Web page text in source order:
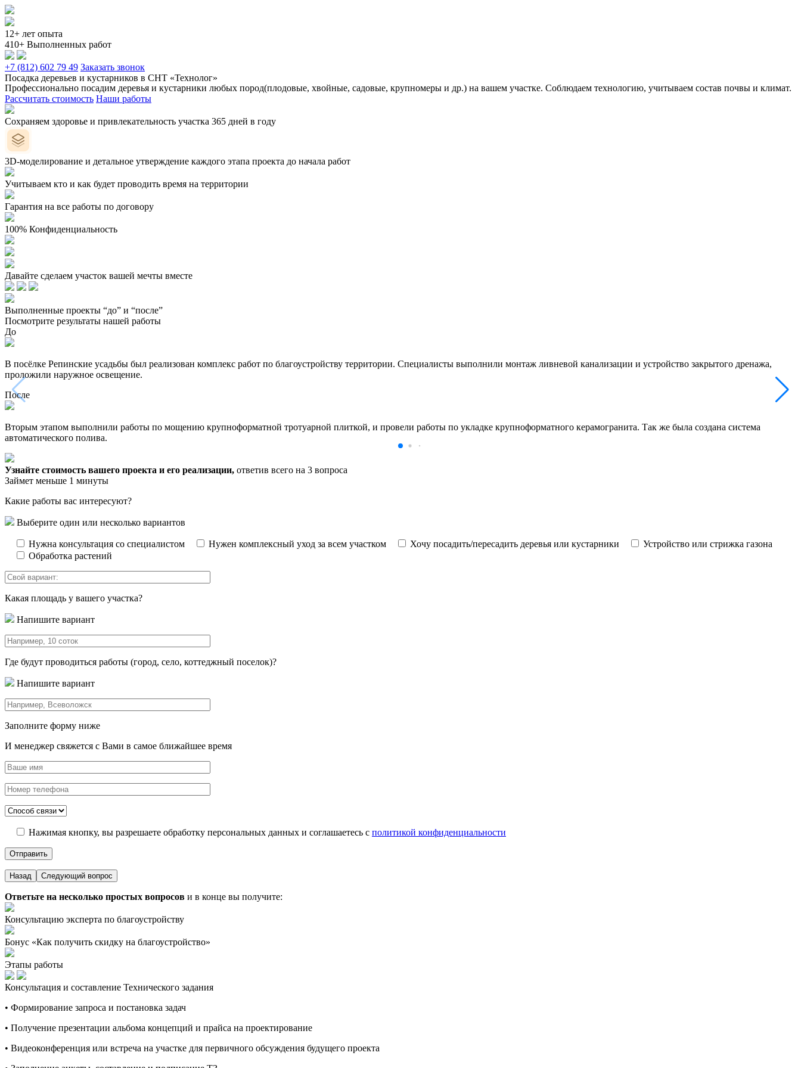
12+ лет опыта
410+ Выполненных работ
+7 (812) 602 79 49 Заказать звонок
Посадка деревьев и кустарников в СНТ «Технолог»
Профессионально посадим деревья и кустарники любых пород(плодовые, хвойные, садовые, крупномеры и др.) на вашем участке. Соблюдаем технологию, учитываем состав почвы и климат.
Рассчитать стоимость Наши работы
Сохраняем здоровье и привлекательность участка 365 дней в году
3D-моделирование и детальное утверждение каждого этапа проекта до начала работ
Учитываем кто и как будет проводить время на территории
Гарантия на все работы по договору
100% Конфиденциальность
Давайте сделаем участок вашей мечты вместе
Выполненные проекты “до” и “после”
Посмотрите результаты нашей работы
До
В посёлке Репинские усадьбы был реализован комплекс работ по благоустройству территории. Специалисты выполнили монтаж ливневой канализации и устройство закрытого дренажа,
проложили наружное освещение.
После
Вторым этапом выполнили работы по мощению крупноформатной тротуарной плиткой, и провели работы по укладке крупноформатного керамогранита. Так же была создана система
автоматического полива.
Узнайте стоимость вашего проекта и его реализации, ответив всего на 3 вопроса
Займет меньше 1 минуты
Какие работы вас интересуют?
Выберите один или несколько вариантов
Нужна консультация со специалистом Нужен комплексный уход за всем участком Хочу посадить/пересадить деревья или кустарники
Устройство или стрижка газона
Обработка растений
Какая площадь у вашего участка?
Напишите вариант
Где будут проводиться работы (город, село, коттеджный поселок)?
Напишите вариант
Заполните форму ниже
И менеджер свяжется с Вами в самое ближайшее время
Нажимая кнопку, вы разрешаете обработку персональных данных и соглашаетесь с политикой конфиденциальности
Назад Следующий вопрос
Ответьте на несколько простых вопросов и в конце вы получите:
Консультацию эксперта по благоустройству
Бонус «Как получить скидку на благоустройство»
Этапы работы
Консультация и составление Технического задания
• Формирование запроса и постановка задач
• Получение презентации альбома концепций и прайса на проектирование
• Видеоконференция или встреча на участке для первичного обсуждения будущего проекта